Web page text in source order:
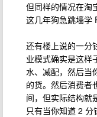
但同样的情况在淘
这几年狗急跳墙学
还有楼上说的一分
业模式确实是这样
水、减配，然后当
的货。然后消费者
间，但实际结构就
只有当你知道 2